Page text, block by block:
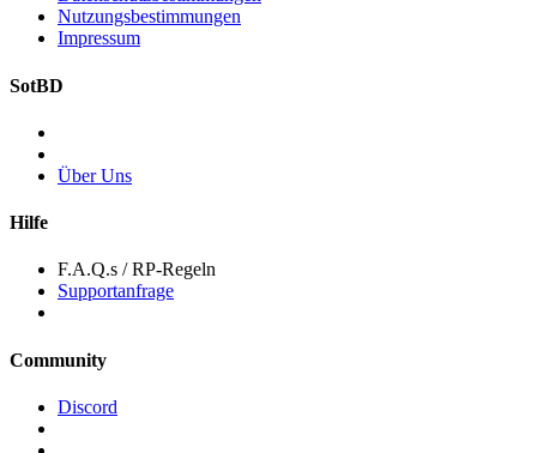
Nutzungsbestimmungen
Impressum
SotBD
Über Uns
Hilfe
F.A.Q.s / RP-Regeln
Supportanfrage
Community
Discord